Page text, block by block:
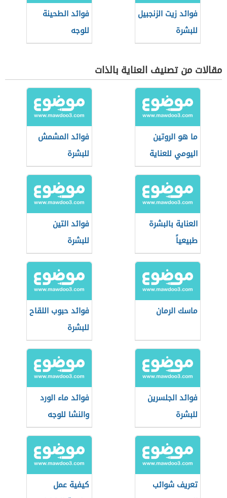
فوائد زيت الزنجبيل
للبشرة
فوائد الطحينة
للوجه
مقالات من تصنيف العناية بالذات
ما هو الروتين
اليومي للعناية
بالبشرة
فوائد المشمش
للبشرة
العناية بالبشرة
طبيعياً
فوائد التين
للبشرة
ماسك الرمان
فوائد حبوب اللقاح
للبشرة
فوائد الجلسرين
للبشرة
فوائد ماء الورد
والنشا للوجه
تعريف شوائب
كيفية عمل